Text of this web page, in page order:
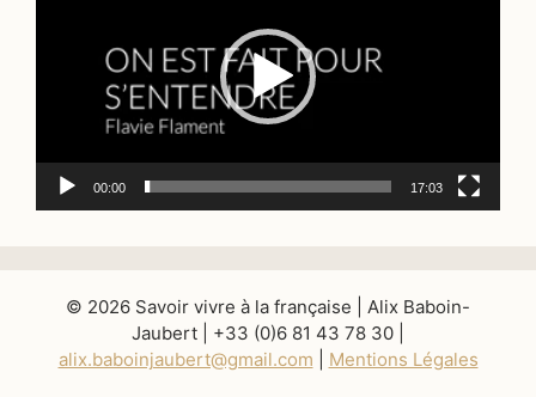
00:00 17:03
© 2026 Savoir vivre à la française | Alix Baboin-
Jaubert | +33 (0)6 81 43 78 30 |
alix.baboinjaubert@gmail.com
Mentions Légales